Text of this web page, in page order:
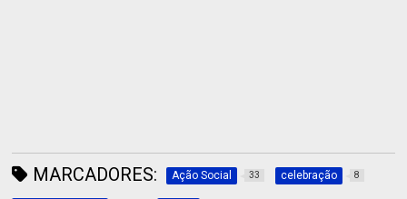
MARCADORES: Ação Social 33 celebração 8